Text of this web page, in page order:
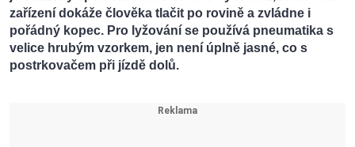
zařízení dokáže člověka tlačit po rovině a zvládne i
pořádný kopec. Pro lyžování se používá pneumatika s
velice hrubým vzorkem, jen není úplně jasné, co s
postrkovačem při jízdě dolů.